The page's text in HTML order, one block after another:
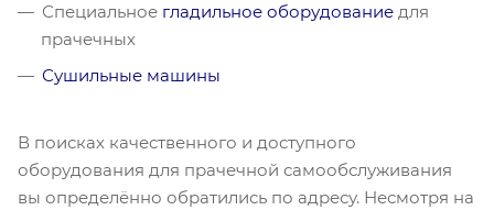
Специальное гладильное оборудование для
прачечных
Сушильные машины
В поисках качественного и доступного
оборудования для прачечной самообслуживания
вы определённо обратились по адресу. Несмотря на